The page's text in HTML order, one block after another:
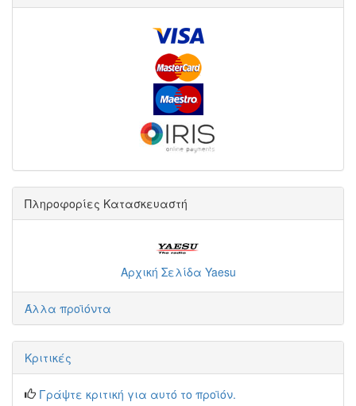
Πληροφορίες Κατασκευαστή
Αρχική Σελίδα Yaesu
Άλλα προϊόντα
Κριτικές
Γράψτε κριτική για αυτό το προϊόν.